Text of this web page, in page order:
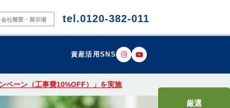
会社概要・展示場 tel.0120-382-011
資産活用SNS
ペーン（工事費10%OFF）」を実施
厳選